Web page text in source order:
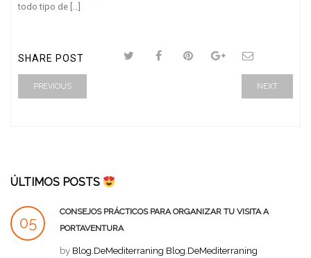
todo tipo de […]
SHARE POST
PREVIOUS NEXT
ÚLTIMOS POSTS
05
CONSEJOS PRÁCTICOS PARA ORGANIZAR TU VISITA A
PORTAVENTURA
by Blog.DeMediterraning Blog.DeMediterraning